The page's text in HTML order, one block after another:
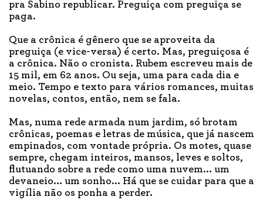
pra Sabino republicar. Preguiça com preguiça se
paga.
Que a crônica é gênero que se aproveita da
preguiça (e vice-versa) é certo. Mas, preguiçosa é
a crônica. Não o cronista. Rubem escreveu mais de
15 mil, em 62 anos. Ou seja, uma para cada dia e
meio. Tempo e texto para vários romances, muitas
novelas, contos, então, nem se fala.
Mas, numa rede armada num jardim, só brotam
crônicas, poemas e letras de música, que já nascem
empinados, com vontade própria. Os motes, quase
sempre, chegam inteiros, mansos, leves e soltos,
flutuando sobre a rede como uma nuvem... um
devaneio... um sonho... Há que se cuidar para que a
vigília não os ponha a perder.